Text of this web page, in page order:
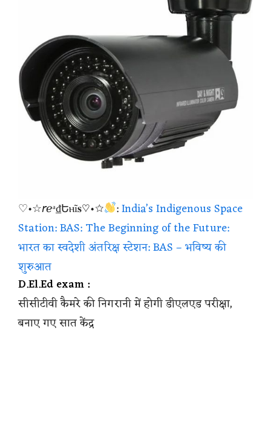
♡•☆𝘳ℯᵃ₫Եⲏĩ𝐬♡•☆ :India’s Indigenous Space
Station: BAS: The Beginning of the Future:
भारत का स्वदेशी अंतरिक्ष स्टेशन: BAS – भविष्य की
शुरुआत
D.El.Ed exam :
सीसीटीवी कैमरे की निगरानी में होगी डीएलएड परीक्षा,
बनाए गए सात केंद्र